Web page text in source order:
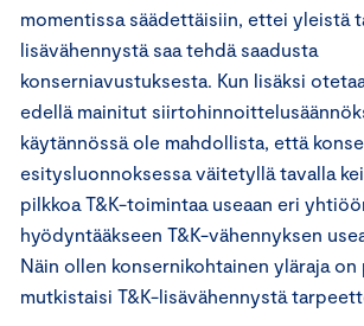
momentissa säädettäisiin, ettei yleistä
lisävähennystä saa tehdä saadusta
konserniavustuksesta. Kun lisäksi
edellä mainitut
käytännössä ole mahdollista, että
esitysluonnoksessa väitetyllä tavalla
pilkkoa T&K-toimintaa useaan eri
hyödyntääkseen T&K-vähennyksen
Näin ollen konsernikohtainen yläraja
mutkistaisi T&K-lisävähennystä